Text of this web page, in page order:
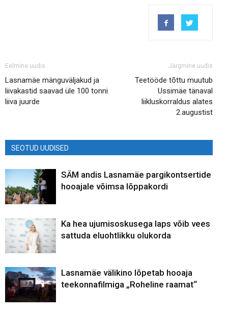
Eelmine uudis
Lasnamäe mänguväljakud ja
liivakastid saavad üle 100 tonni
liiva juurde
Järgmine uudis
Teetööde tõttu muutub
Ussimäe tänaval
liikluskorraldus alates
2.augustist
SEOTUD UUDISED
SÄM andis Lasnamäe pargikontsertide
hooajale võimsa lõppakordi
Ka hea ujumisoskusega laps võib vees
sattuda eluohtlikku olukorda
Lasnamäe välikino lõpetab hooaja
teekonnafilmiga „Roheline raamat“